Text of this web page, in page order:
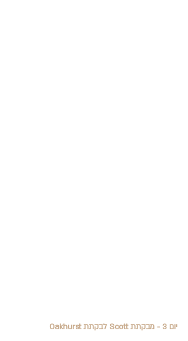
יום 3 - מבקתת Scott לבקתת Oakhurst